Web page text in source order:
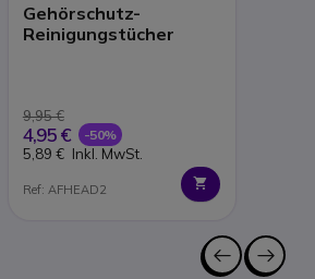
Gehörschutz-
Reinigungstücher
9,95 €
4,95 € -50%
5,89 € Inkl. MwSt.
Ref: AFHEAD2